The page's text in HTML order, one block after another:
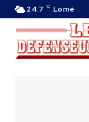
24.7 C Lomé